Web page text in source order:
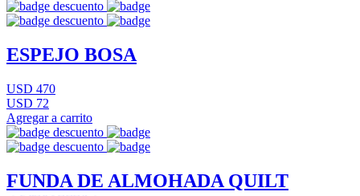
ESPEJO BOSA
USD 470
USD 72
Agregar a carrito
FUNDA DE ALMOHADA QUILT